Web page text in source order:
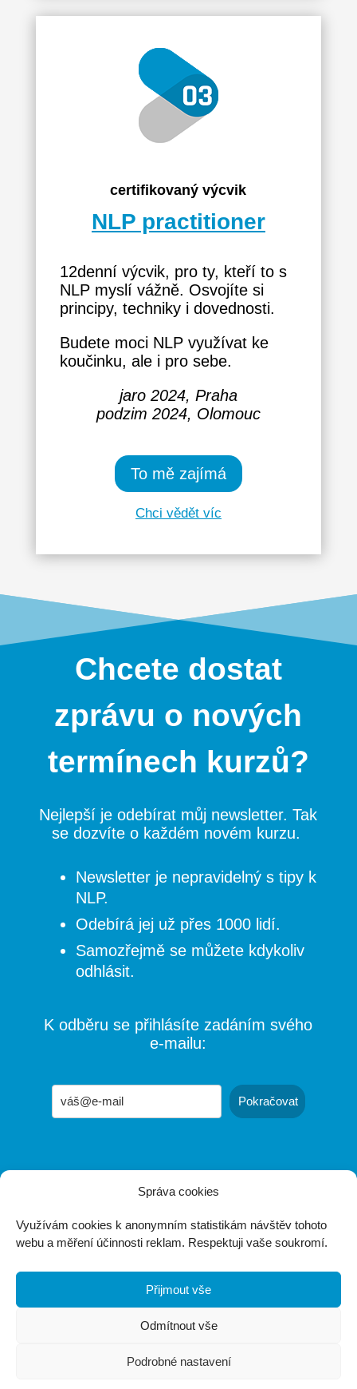
Správa cookies
Využívám cookies k anonymním statistikám návštěv tohoto
webu a měření účinnosti reklam. Respektuji vaše soukromí.
Přijmout vše
Odmítnout vše
Podrobné nastavení
certifikovaný výcvik
NLP practitioner
12denní výcvik, pro ty, kteří to s
NLP myslí vážně. Osvojíte si
principy, techniky i dovednosti.
Budete moci NLP využívat ke
koučinku, ale i pro sebe.
jaro 2024, Praha
podzim 2024, Olomouc
To mě zajímá
Chci vědět víc
Chcete dostat
zprávu o nových
termínech kurzů?
Nejlepší je odebírat můj newsletter. Tak
se dozvíte o každém novém kurzu.
Newsletter je nepravidelný s tipy k
NLP.
Odebírá jej už přes 1000 lidí.
Samozřejmě se můžete kdykoliv
odhlásit.
K odběru se přihlásíte zadáním svého
e-mailu:
Pokračovat
Jiří Martišek
vedený u ŽÚ v Kroměříži
Zásady zpracování osobních údajů